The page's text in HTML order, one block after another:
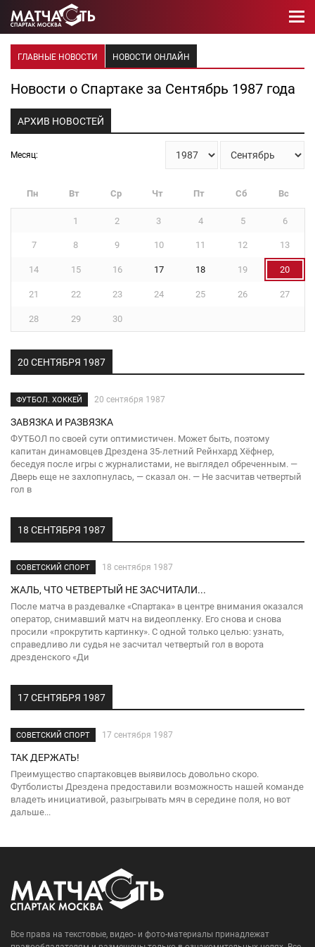
ГЛАВНЫЕ НОВОСТИ НОВОСТИ ОНЛАЙН
Новости о Спартаке за Сентябрь 1987 года
АРХИВ НОВОСТЕЙ
Месяц:
Пн Вт Ср Чт Пт Сб Вс
1 2 3 4 5 6
7 8 9 10 11 12 13
14 15 16 17 18 19 20
21 22 23 24 25 26 27
28 29 30
20 СЕНТЯБРЯ 1987
ФУТБОЛ. ХОККЕЙ 20 сентября 1987
ЗАВЯЗКА И РАЗВЯЗКА
ФУТБОЛ по своей сути оптимистичен. Может быть, поэтому
капитан динамовцев Дрездена 35-летний Рейнхард Хёфнер,
беседуя после игры с журналистами, не выглядел обреченным. —
Дверь еще не захлопнулась, — сказал он. — Не засчитав четвертый
гол в
18 СЕНТЯБРЯ 1987
СОВЕТСКИЙ СПОРТ 18 сентября 1987
ЖАЛЬ, ЧТО ЧЕТВЕРТЫЙ НЕ ЗАСЧИТАЛИ...
После матча в раздевалке «Спартака» в центре внимания оказался
оператор, снимавший матч на видеопленку. Его снова и снова
просили «прокрутить картинку». С одной только целью: узнать,
справедливо ли судья не засчитал четвертый гол в ворота
дрезденского «Ди
17 СЕНТЯБРЯ 1987
СОВЕТСКИЙ СПОРТ 17 сентября 1987
ТАК ДЕРЖАТЬ!
Преимущество спартаковцев выявилось довольно скоро.
Футболисты Дрездена предоставили возможность нашей команде
владеть инициативой, разыгрывать мяч в середине поля, но вот
дальше...
Все права на текстовые, видео- и фото-материалы принадлежат